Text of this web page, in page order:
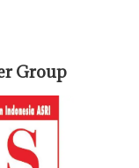
Group